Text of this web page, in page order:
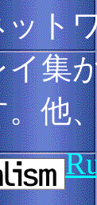
ット
イ集
他